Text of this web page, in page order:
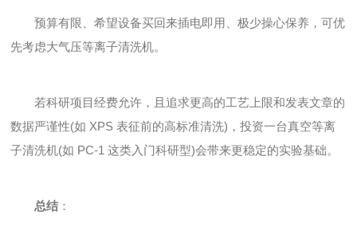
预算有限、希望设备买回来插电即用、极少操心保养，可优
先考虑大气压等离子清洗机。
若科研项目经费允许，且追求更高的工艺上限和发表文章的
数据严谨性(如 XPS 表征前的高标准清洗)，投资一台真空等离
子清洗机(如 PC-1 这类入门科研型)会带来更稳定的实验基础。
总结 ：